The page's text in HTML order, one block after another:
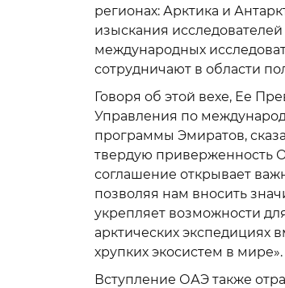
регионах: Арктика и
изыскания
международных
сотрудничают в области
Говоря об этой вехе, Ее
Управления по
программы Эмиратов,
твердую приверженность
соглашение открывает
позволяя нам вносить
укрепляет возможности
арктических экспедициях
хрупких экосистем в мире».
Вступление ОАЭ также